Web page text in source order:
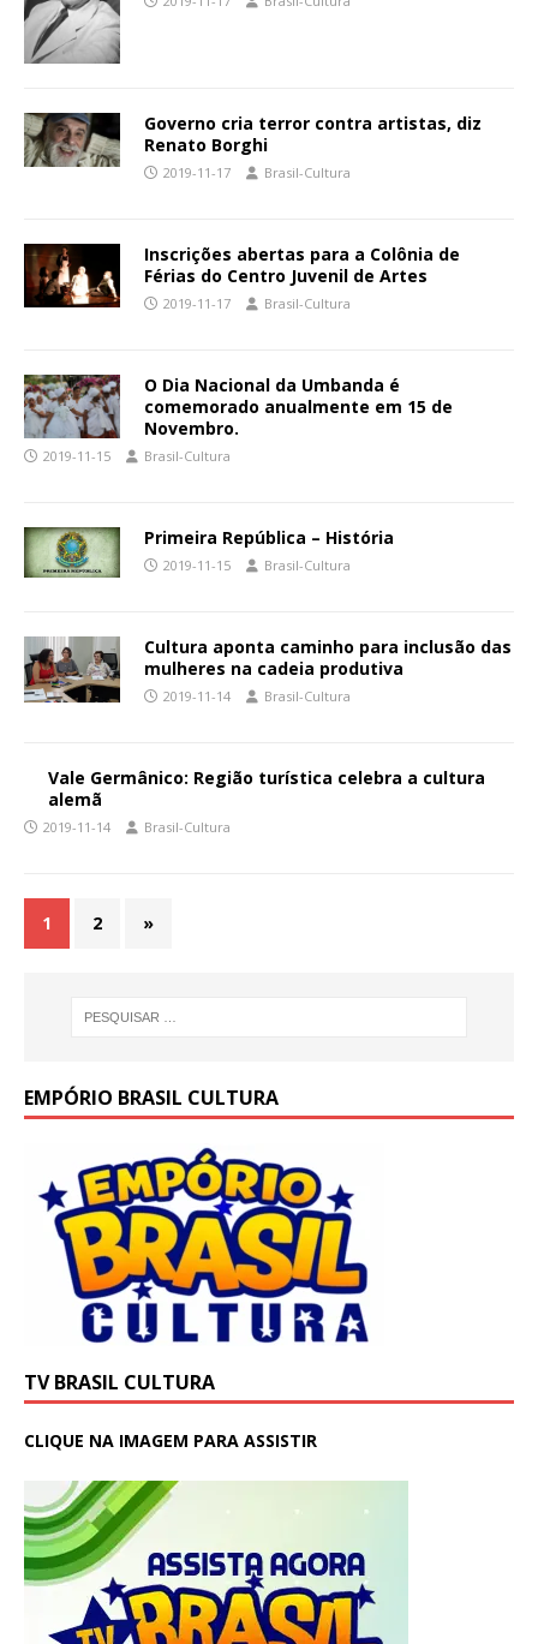
Governo cria terror contra artistas, diz
Renato Borghi
2019-11-17 Brasil-Cultura
Inscrições abertas para a Colônia de
Férias do Centro Juvenil de Artes
2019-11-17 Brasil-Cultura
O Dia Nacional da Umbanda é
comemorado anualmente em 15 de
Novembro.
2019-11-15 Brasil-Cultura
Primeira República – História
2019-11-15 Brasil-Cultura
Cultura aponta caminho para inclusão das
mulheres na cadeia produtiva
2019-11-14 Brasil-Cultura
Vale Germânico: Região turística celebra a cultura
alemã
2019-11-14 Brasil-Cultura
1 2 »
EMPÓRIO BRASIL CULTURA
TV BRASIL CULTURA
CLIQUE NA IMAGEM PARA ASSISTIR